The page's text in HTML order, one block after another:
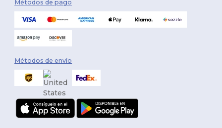
Métodos de pago
Métodos de envío